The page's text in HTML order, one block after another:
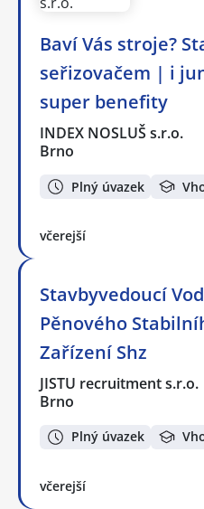
Baví Vás stroje?
seřizovačem | i
super benefity
INDEX NOSLUŠ s.r.o.
Brno
Plný úvazek
včerejší
Stavbyvedoucí
Pěnového
Zařízení Shz
JISTU recruitment s.r.o.
Brno
Plný úvazek
včerejší